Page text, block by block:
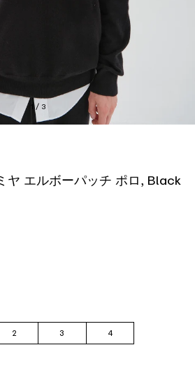
1 / 3
ヤ エルボーパッチ ポロ, Black
2 3 4